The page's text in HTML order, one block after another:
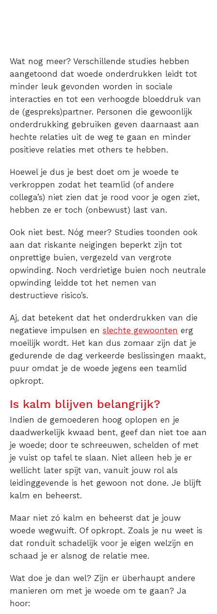
Wat nog meer? Verschillende studies hebben
aangetoond dat woede onderdrukken leidt tot
minder leuk gevonden worden in sociale
interacties en tot een verhoogde bloeddruk van
de (gespreks)partner. Personen die gewoonlijk
onderdrukking gebruiken geven daarnaast aan
hechte relaties uit de weg te gaan en minder
positieve relaties met others te hebben.
Hoewel je dus je best doet om je woede te
verkroppen zodat het teamlid (of andere
collega’s) niet zien dat je rood voor je ogen ziet,
hebben ze er toch (onbewust) last van.
Ook niet best. Nóg meer? Studies toonden ook
aan dat riskante neigingen beperkt zijn tot
onprettige buien, vergezeld van vergrote
opwinding. Noch verdrietige buien noch neutrale
opwinding leidde tot het nemen van
destructieve risico’s.
Aj, dat betekent dat het onderdrukken van die
negatieve impulsen en slechte gewoonten erg
moeilijk wordt. Het kan dus zomaar zijn dat je
gedurende de dag verkeerde beslissingen maakt,
puur omdat je de woede jegens een teamlid
opkropt.
Is kalm blijven belangrijk?
Indien de gemoederen hoog oplopen en je
daadwerkelijk kwaad bent, geef dan niet toe aan
je woede; door te schreeuwen, schelden of met
je vuist op tafel te slaan. Niet alleen heb je er
wellicht later spijt van, vanuit jouw rol als
leidinggevende is het gewoon not done. Je blijft
kalm en beheerst.
Maar niet zó kalm en beheerst dat je jouw
woede wegwuift. Of opkropt. Zoals je nu weet is
dat ronduit schadelijk voor je eigen welzijn en
schaad je er alsnog de relatie mee.
Wat doe je dan wel? Zijn er überhaupt andere
manieren om met je woede om te gaan? Ja
hoor: